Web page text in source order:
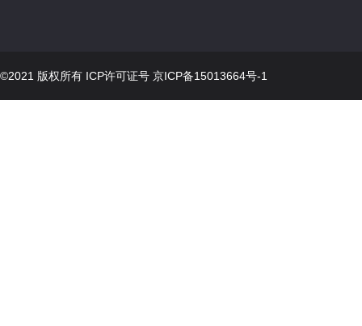
©2021 版权所有 ICP许可证号 京ICP备15013664号-1